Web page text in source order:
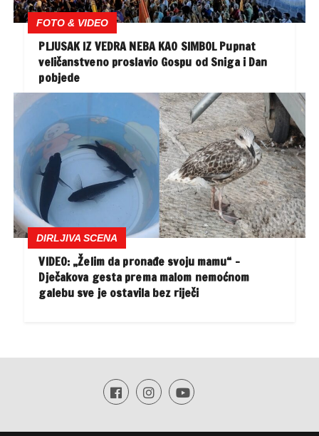
FOTO & VIDEO
PLJUSAK IZ VEDRA NEBA KAO SIMBOL Pupnat
veličanstveno proslavio Gospu od Sniga i Dan
pobjede
DIRLJIVA SCENA
VIDEO: „Želim da pronađe svoju mamu“ –
Dječakova gesta prema malom nemoćnom
galebu sve je ostavila bez riječi